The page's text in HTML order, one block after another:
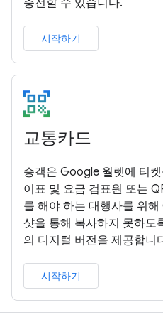
충전할 수 있습니다.
시작하기
교통카드
승객은 Google 월렛에 티
이표 및 요금 검표원 또는
를 해야 하는 대행사를 위
샷을 통해 복사하지 못하도
의 디지털 버전을 제공합니
시작하기